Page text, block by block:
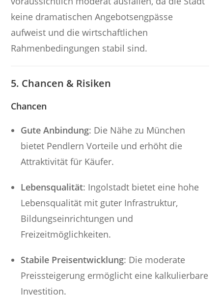
keine dramatischen Angebotsengpässe
aufweist und die wirtschaftlichen
Rahmenbedingungen stabil sind.
5. Chancen & Risiken
Chancen
Gute Anbindung: Die Nähe zu München
bietet Pendlern Vorteile und erhöht die
Attraktivität für Käufer.
Lebensqualität: Ingolstadt bietet eine hohe
Lebensqualität mit guter Infrastruktur,
Bildungseinrichtungen und
Freizeitmöglichkeiten.
Stabile Preisentwicklung: Die moderate
Preissteigerung ermöglicht eine kalkulierbare
Investition.